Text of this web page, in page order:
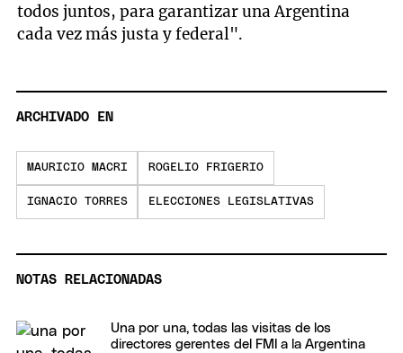
todos juntos, para garantizar una Argentina
cada vez más justa y federal".
ARCHIVADO EN
MAURICIO MACRI ROGELIO FRIGERIO
IGNACIO TORRES ELECCIONES LEGISLATIVAS
NOTAS RELACIONADAS
Una por una, todas las visitas de los
directores gerentes del FMI a la Argentina